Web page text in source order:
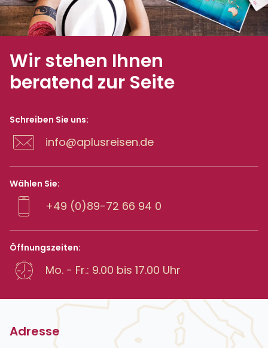
Wir stehen Ihnen
beratend zur Seite
Schreiben Sie uns:
info@aplusreisen.de
Wählen Sie:
+49 (0)89-72 66 94 0
Öffnungszeiten:
Mo. - Fr.: 9.00 bis 17.00 Uhr
Adresse